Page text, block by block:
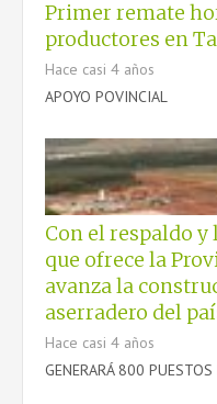
Primer remate
productores en
Hace casi 4 años
APOYO POVINCIAL
Con el respaldo
que ofrece la
avanza la
aserradero del
Hace casi 4 años
GENERARÁ 800 PUESTOS